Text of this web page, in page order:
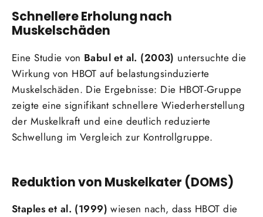
Schnellere Erholung nach
Muskelschäden
Eine Studie von Babul et al. (2003) untersuchte die
Wirkung von HBOT auf belastungsinduzierte
Muskelschäden. Die Ergebnisse: Die HBOT-Gruppe
zeigte eine signifikant schnellere Wiederherstellung
der Muskelkraft und eine deutlich reduzierte
Schwellung im Vergleich zur Kontrollgruppe.
Reduktion von Muskelkater (DOMS)
Staples et al. (1999) wiesen nach, dass HBOT die